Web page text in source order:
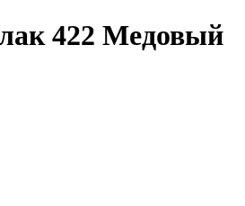
422 Медовый